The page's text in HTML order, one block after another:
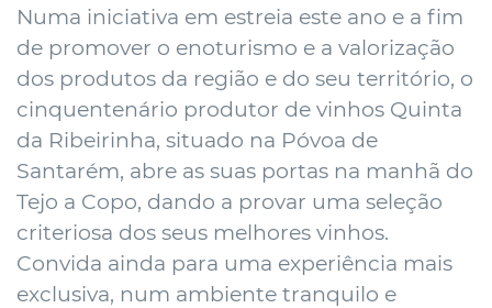
Numa iniciativa em estreia este ano e a fim
de promover o enoturismo e a valorização
dos produtos da região e do seu território, o
cinquentenário produtor de vinhos Quinta
da Ribeirinha, situado na Póvoa de
Santarém, abre as suas portas na manhã do
Tejo a Copo, dando a provar uma seleção
criteriosa dos seus melhores vinhos.
Convida ainda para uma experiência mais
exclusiva, num ambiente tranquilo e